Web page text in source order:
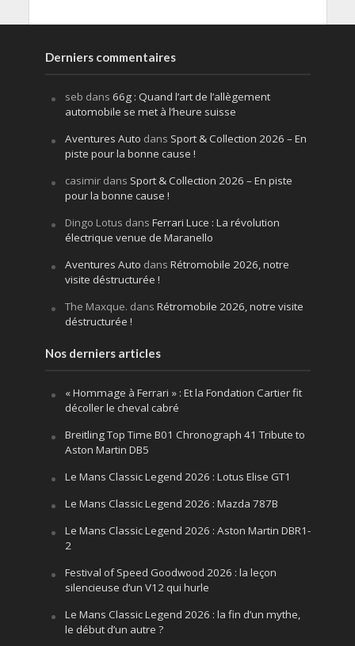
Derniers commentaires
seb dans 66g : Quand l’art de l’allègement
automobile se met à l’heure suisse
Aventures Auto dans Sport & Collection 2026 – En
piste pour la bonne cause !
casimirdans Sport & Collection 2026 – En piste
pour la bonne cause !
Dingo Lotus dans Ferrari Luce : La révolution
électrique venue de Maranello
Aventures Auto dans Rétromobile 2026, notre
visite déstructurée !
The Maxque. dans Rétromobile 2026, notre visite
déstructurée !
Nos derniers articles
« Hommage à Ferrari » : Et la Fondation Cartier fit
décoller le cheval cabré
Breitling Top Time B01 Chronograph 41 Tribute to
Aston Martin DB5
Le Mans Classic Legend 2026 : Lotus Elise GT1
Le Mans Classic Legend 2026 : Mazda 787B
Le Mans Classic Legend 2026 : Aston Martin DBR1-
2
Festival of Speed Goodwood 2026 : la leçon
silencieuse d’un V12 qui hurle
Le Mans Classic Legend 2026 : la fin d’un mythe,
le début d’un autre ?